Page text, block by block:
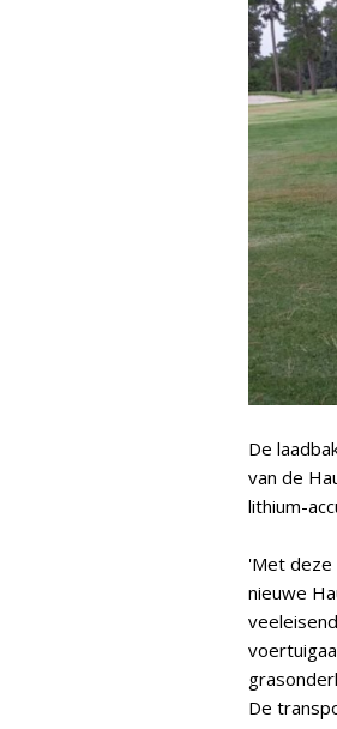
De
van de
lithium-
'Met deze
nieuwe
De